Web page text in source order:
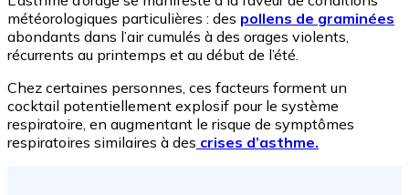
météorologiques particulières : des pollens de graminées
abondants dans l’air cumulés à des orages violents,
récurrents au printemps et au début de l’été.
Chez certaines personnes, ces facteurs forment un
cocktail potentiellement explosif pour le système
respiratoire, en augmentant le risque de symptômes
respiratoires similaires à des crises d’asthme.